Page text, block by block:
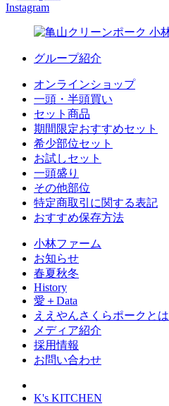
Instagram
グループ紹介
オンラインショップ
一頭・半頭買い
セット商品
期間限定おすすめセット
希少部位セット
お試しセット
一頭盛り
その他部位
特定商取引に関する表記
おすすめ保存方法
小林ファーム
お知らせ
春夏秋冬
History
愛＋Data
ええやんさくらポークとは
メディア紹介
採用情報
お問い合わせ
K's KITCHEN